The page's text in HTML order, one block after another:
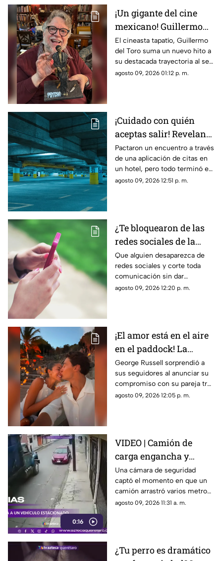
¡Un gigante del cine
mexicano! Guillermo
del Toro recibe el
Doctorado Honoris
Causa en Bellas Artes
El cineasta tapatío, Guillermo
del Toro suma un nuevo hito a
su destacada trayectoria al ser
reconocido en Los Ángeles por
agosto 09, 2026 01:12 p. m.
¡Cuidado con quién
aceptas salir! Revelan
nuevo modus operandi
de rob0 tras conocerse
de una aplicación de
citas
Pactaron un encuentro a través
de una aplicación de citas en
un hotel, pero todo terminó en
un rob0 agravado
agosto 09, 2026 12:51 p. m.
¿Te bloquearon de las
redes sociales de la
nada? La razón
psicológica por la que
algunas personas
eligen el contacto cero
Que alguien desaparezca de
redes sociales y corte toda
comunicación sin dar
explicaciones genera ansiedad
agosto 09, 2026 12:20 p. m.
¡El amor está en el aire
en el paddock! La
romántica propuesta
de matrimonio de
George Russell a
Carmen Montero
George Russell sorprendió a
sus seguidores al anunciar su
compromiso con su pareja tras
más de cinco años juntos
agosto 09, 2026 12:05 p. m.
0:16
VIDEO | Camión de
carga engancha y
destruye vehículo
estacionado
Una cámara de seguridad
captó el momento en que un
camión arrastró varios metros
a un vehículo estacionado
agosto 09, 2026 11:31 a. m.
¿Tu perro es dramático